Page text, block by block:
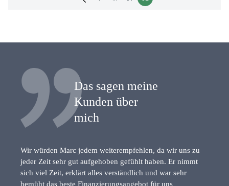
Das sagen meine
Kunden über
mich
Wir würden Marc jedem weiterempfehlen, da wir uns zu
jeder Zeit sehr gut aufgehoben gefühlt haben. Er nimmt
sich viel Zeit, erklärt alles verständlich und war sehr
bemüht das beste Finanzierungsangebot für uns